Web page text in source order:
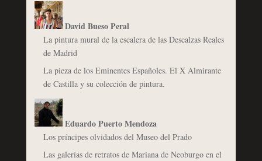
David Bueso Peral
La pintura mural de la escalera de las Descalzas Reales
de Madrid
La pieza de los Eminentes Españoles. El X Almirante
de Castilla y su colección de pintura.
Eduardo Puerto Mendoza
Los príncipes olvidados del Museo del Prado
Las galerías de retratos de Mariana de Neoburgo en el